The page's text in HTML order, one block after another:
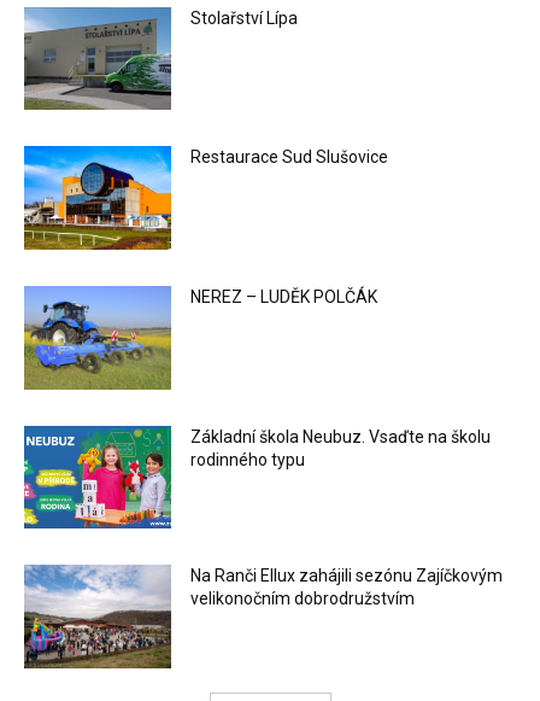
Stolařství Lípa
Restaurace Sud Slušovice
NEREZ – LUDĚK POLČÁK
Základní škola Neubuz. Vsaďte na školu
rodinného typu
Na Ranči Ellux zahájili sezónu Zajíčkovým
velikonočním dobrodružstvím